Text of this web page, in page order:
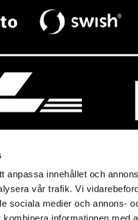
anpassa innehållet och
vår trafik. Vi
sociala medier och annons-
Mitt
Baresso
Mitt konto